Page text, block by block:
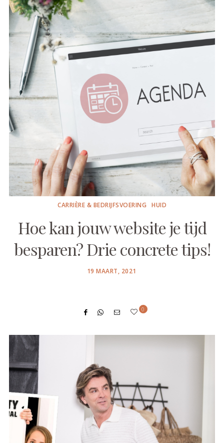
CARRIÈRE & BEDRIJFSVOERING HUID
Hoe kan jouw website je tijd
besparen? Drie concrete tips!
POSTED
19 MAART, 2021
0